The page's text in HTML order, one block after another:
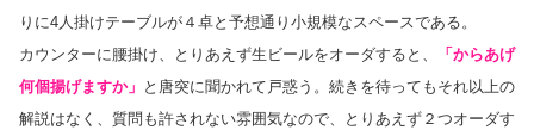
りに4人掛けテーブルが４卓と予想通り小規模なスペースである。
カウンターに腰掛け、とりあえず生ビールをオーダすると、
「からあげ
何個揚げますか」 と唐突に聞かれて戸惑う。続きを待ってもそれ以上の
解説はなく、質問も許されない雰囲気なので、とりあえず２つオーダす